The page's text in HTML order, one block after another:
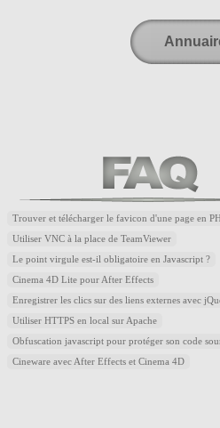
Trouver et télécharger le favicon d'une page en
Utiliser VNC à la place de TeamViewer
Le point virgule est-il obligatoire en Javascript ?
Cinema 4D Lite pour After Effects
Enregistrer les clics sur des liens externes avec
Utiliser HTTPS en local sur Apache
Obfuscation javascript pour protéger son code
Cineware avec After Effects et Cinema 4D